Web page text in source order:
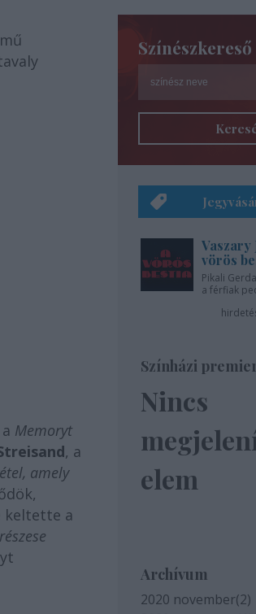
Memoryt
, a
amely
keltette a
Színészkereső
Vaszary
vörös
Pikali
a férfiak
Színházi
Nincs
elem
Archívum
2020 november(2)